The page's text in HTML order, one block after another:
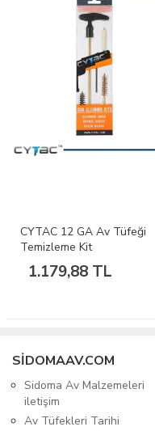
CYTAC 12 GA Av Tüfeği
Temizleme Kit
1.179,88 TL
SIDOMAAV.COM
Sidoma Av Malzemeleri
iletişim
Av Tüfekleri Tarihi